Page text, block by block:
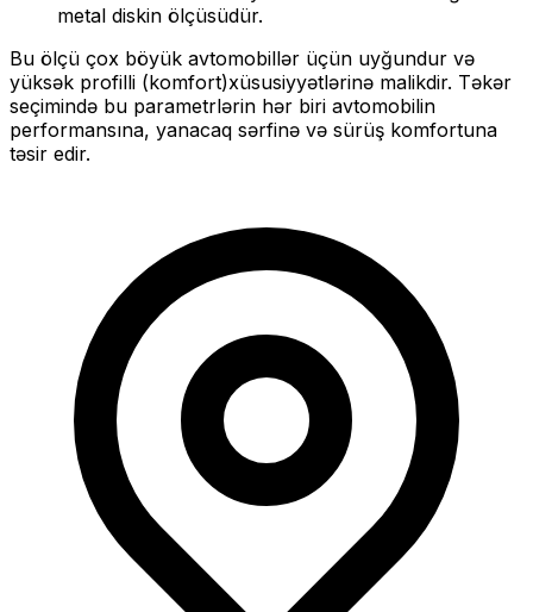
metal diskin ölçüsüdür.
Bu ölçü çox böyük avtomobillər üçün uyğundur və
yüksək profilli (komfort)xüsusiyyətlərinə malikdir. Təkər
seçimində bu parametrlərin hər biri avtomobilin
performansına, yanacaq sərfinə və sürüş komfortuna
təsir edir.